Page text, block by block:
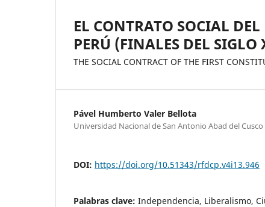
EL CONTRATO SOCIAL
PERÚ (FINALES DEL
THE SOCIAL CONTRACT OF THE FIRST
Pável Humberto Valer Bellota
Universidad Nacional de San Antonio Abad del Cusco
DOI: https://doi.org/10.51343/rfdcp.v4i13.946
Palabras clave: Independencia, Liberalismo,